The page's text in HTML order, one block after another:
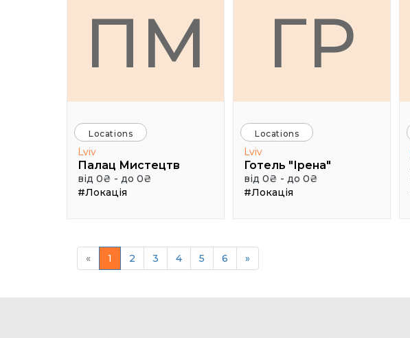
ПМ
Locations
Lviv
Палац Мистецтв
від 0₴ - до 0₴
#Локація
ГР
Locations
Lviv
Готель "Ірена"
від 0₴ - до 0₴
#Локація
« 1 2 3 4 5 6 »